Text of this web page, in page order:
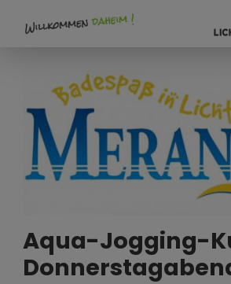
Kurse
Aqua-Jogging-